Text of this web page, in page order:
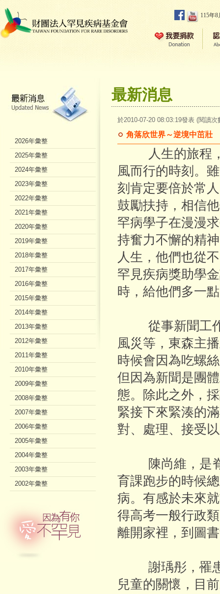
115年
最新消息
於2010-07-20 08:03:19發表 (閱讀次
角落欣世界～逆境中茁壯
人生的旅程，
風而行的時刻。
刻肯定要倍於常
鼓勵扶持，相信
罕病學子在漫漫
持奮力不懈的精
人生，他們也從
罕見疾病獎助學
時，給他們多一
從事新聞工作
風災等，東森主
時候會因為吃螺
但因為新聞是團
態。除此之外，
緊接下來緊湊的
對、處理、接受
陳尚維，是脊
育課跑步的時候
病。有感於未來
得高考一般行政
離開家裡，到圖
謝瑀彤，罹患
兒童的關懷，目
2026年彙整
2025年彙整
2024年彙整
2023年彙整
2022年彙整
2021年彙整
2020年彙整
2019年彙整
2018年彙整
2017年彙整
2016年彙整
2015年彙整
2014年彙整
2013年彙整
2012年彙整
2011年彙整
2010年彙整
2009年彙整
2008年彙整
2007年彙整
2006年彙整
2005年彙整
2004年彙整
2003年彙整
2002年彙整